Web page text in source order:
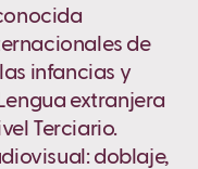
de
infancias y
extranjera
Terciario.
doblaje,